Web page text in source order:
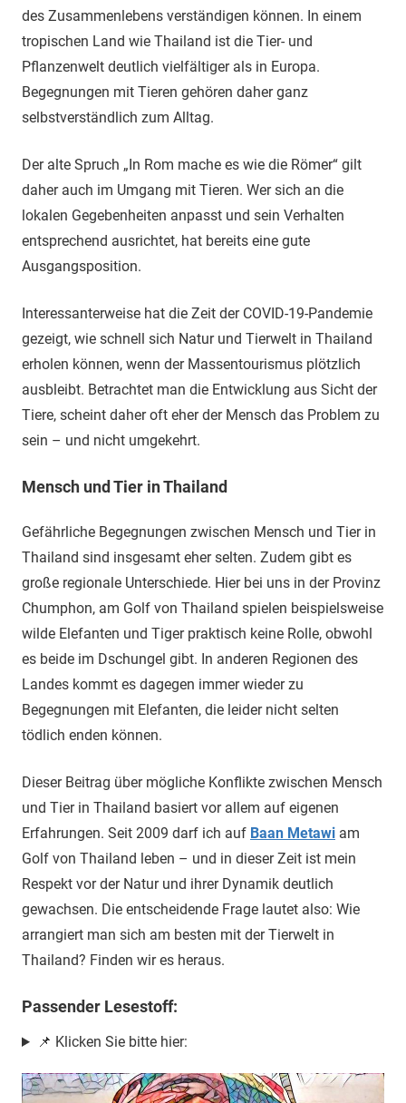
des Zusammenlebens verständigen können. In einem
tropischen Land wie Thailand ist die Tier- und
Pflanzenwelt deutlich vielfältiger als in Europa.
Begegnungen mit Tieren gehören daher ganz
selbstverständlich zum Alltag.
Der alte Spruch „In Rom mache es wie die Römer“ gilt
daher auch im Umgang mit Tieren. Wer sich an die
lokalen Gegebenheiten anpasst und sein Verhalten
entsprechend ausrichtet, hat bereits eine gute
Ausgangsposition.
Interessanterweise hat die Zeit der COVID-19-Pandemie
gezeigt, wie schnell sich Natur und Tierwelt in Thailand
erholen können, wenn der Massentourismus plötzlich
ausbleibt. Betrachtet man die Entwicklung aus Sicht der
Tiere, scheint daher oft eher der Mensch das Problem zu
sein – und nicht umgekehrt.
Mensch und Tier in Thailand
Gefährliche Begegnungen zwischen Mensch und Tier in
Thailand sind insgesamt eher selten. Zudem gibt es
große regionale Unterschiede. Hier bei uns in der Provinz
Chumphon, am Golf von Thailand spielen beispielsweise
wilde Elefanten und Tiger praktisch keine Rolle, obwohl
es beide im Dschungel gibt. In anderen Regionen des
Landes kommt es dagegen immer wieder zu
Begegnungen mit Elefanten, die leider nicht selten
tödlich enden können.
Dieser Beitrag über mögliche Konflikte zwischen Mensch
und Tier in Thailand basiert vor allem auf eigenen
Erfahrungen. Seit 2009 darf ich auf Baan Metawi am
Golf von Thailand leben – und in dieser Zeit ist mein
Respekt vor der Natur und ihrer Dynamik deutlich
gewachsen. Die entscheidende Frage lautet also: Wie
arrangiert man sich am besten mit der Tierwelt in
Thailand? Finden wir es heraus.
Passender Lesestoff:
📌 Klicken Sie bitte hier: